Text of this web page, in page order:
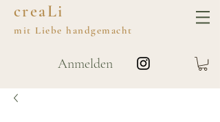
creaLi
mit Liebe handgemacht
Anmelden